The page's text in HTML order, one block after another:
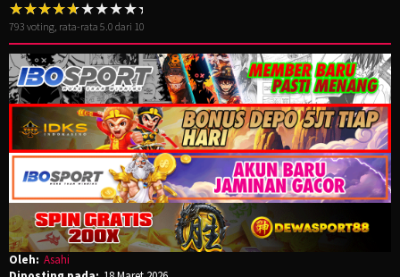
793 voting, rata-rata 5.0 dari 10
Oleh: Asahi